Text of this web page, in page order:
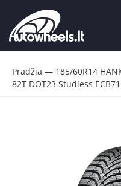
Pradžia — 185/60R14
82T DOT23 Studless